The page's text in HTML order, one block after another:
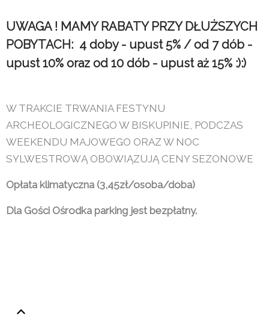
UWAGA ! MAMY RABATY PRZY DŁUŻSZYCH
POBYTACH: 4 doby - upust 5% / od 7 dób -
upust 10% oraz od 10 dób - upust aż 15% :):)
W TRAKCIE TRWANIA FESTYNU
ARCHEOLOGICZNEGO W BISKUPINIE, PODCZAS
WEEKENDU MAJOWEGO ORAZ W NOC
SYLWESTROWĄ OBOWIĄZUJĄ CENY SEZONOWE
Opłata klimatyczna (3,45zł/osoba/doba)
Dla Gości Ośrodka parking jest bezpłatny.